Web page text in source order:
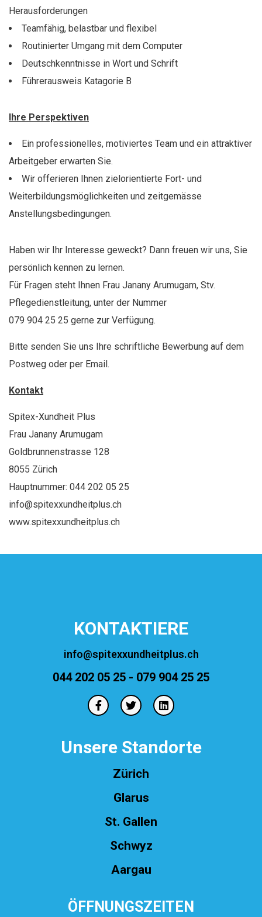
Herausforderungen
Teamfähig, belastbar und flexibel
Routinierter Umgang mit dem Computer
Deutschkenntnisse in Wort und Schrift
Führerausweis Katagorie B
Ihre Perspektiven
Ein professionelles, motiviertes Team und ein attraktiver
Arbeitgeber erwarten Sie.
Wir offerieren Ihnen zielorientierte Fort- und
Weiterbildungsmöglichkeiten und zeitgemässe
Anstellungsbedingungen.
Haben wir Ihr Interesse geweckt? Dann freuen wir uns, Sie
persönlich kennen zu lernen.
Für Fragen steht Ihnen Frau Janany Arumugam, Stv.
Pflegedienstleitung, unter der Nummer
079 904 25 25 gerne zur Verfügung.
Bitte senden Sie uns Ihre schriftliche Bewerbung auf dem
Postweg oder per Email.
Kontakt
Spitex-Xundheit Plus
Frau Janany Arumugam
Goldbrunnenstrasse 128
8055 Zürich
Hauptnummer: 044 202 05 25
info@spitexxundheitplus.ch
www.spitexxundheitplus.ch
KONTAKTIERE
info@spitexxundheitplus.ch
044 202 05 25 - 079 904 25 25
Unsere Standorte
Zürich
Glarus
St. Gallen
Schwyz
Aargau
ÖFFNUNGSZEITEN